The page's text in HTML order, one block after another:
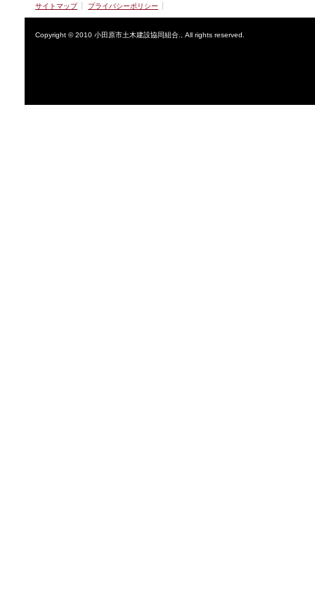
サイトマップ プライバシーポリシー
Copyright © 2010 小田原市土木建設協同組合., All rights reserved.